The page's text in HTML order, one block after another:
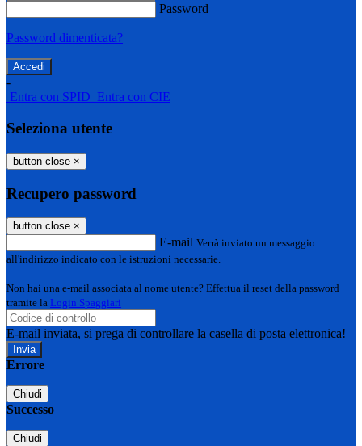
Password
Password dimenticata?
-
Entra con SPID Entra con CIE
Seleziona utente
button close ×
Recupero password
button close ×
E-mail Verrà inviato un messaggio
all'indirizzo indicato con le istruzioni necessarie.
Non hai una e-mail associata al nome utente? Effettua il reset della password
tramite la Login Spaggiari
E-mail inviata, si prega di controllare la casella di posta elettronica!
Errore
Chiudi
Successo
Chiudi